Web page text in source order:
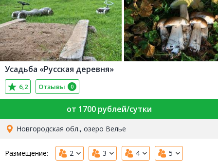
Усадьба «Русская деревня»
6,2 Отзывы 0
от 1700 рублей/сутки
Новгородская обл., озеро Велье
Размещение: 2 3 4 5